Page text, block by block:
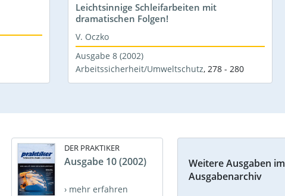
Leichtsinnige Schleifarbeiten mit
dramatischen Folgen!
V. Oczko
Ausgabe 8 (2002)
Arbeitssicherheit/Umweltschutz, 278 - 280
DER PRAKTIKER
Ausgabe 10 (2002)
› mehr erfahren
Weitere Ausgaben im
Ausgabenarchiv